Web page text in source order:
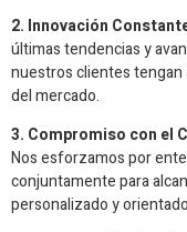
2. Innovación
últimas tendencias y
nuestros clientes tengan
del mercado.
3. Compromiso con el
Nos esforzamos por
conjuntamente para
personalizado y